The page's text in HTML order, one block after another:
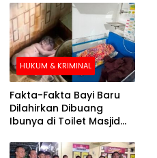
Crusher
HUKUM & KRIMINAL
Fakta-Fakta Bayi Baru
Dilahirkan Dibuang
Ibunya di Toilet Masjid